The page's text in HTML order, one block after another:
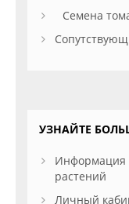
Семена
УЗНАЙТЕ
Информация
растений
Личный